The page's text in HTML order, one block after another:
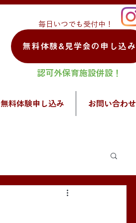
毎日いつでも受付中！
無料体験&見学会の申し込み
認可外保育施設併設！
無料体験申し込み お問い合わせ